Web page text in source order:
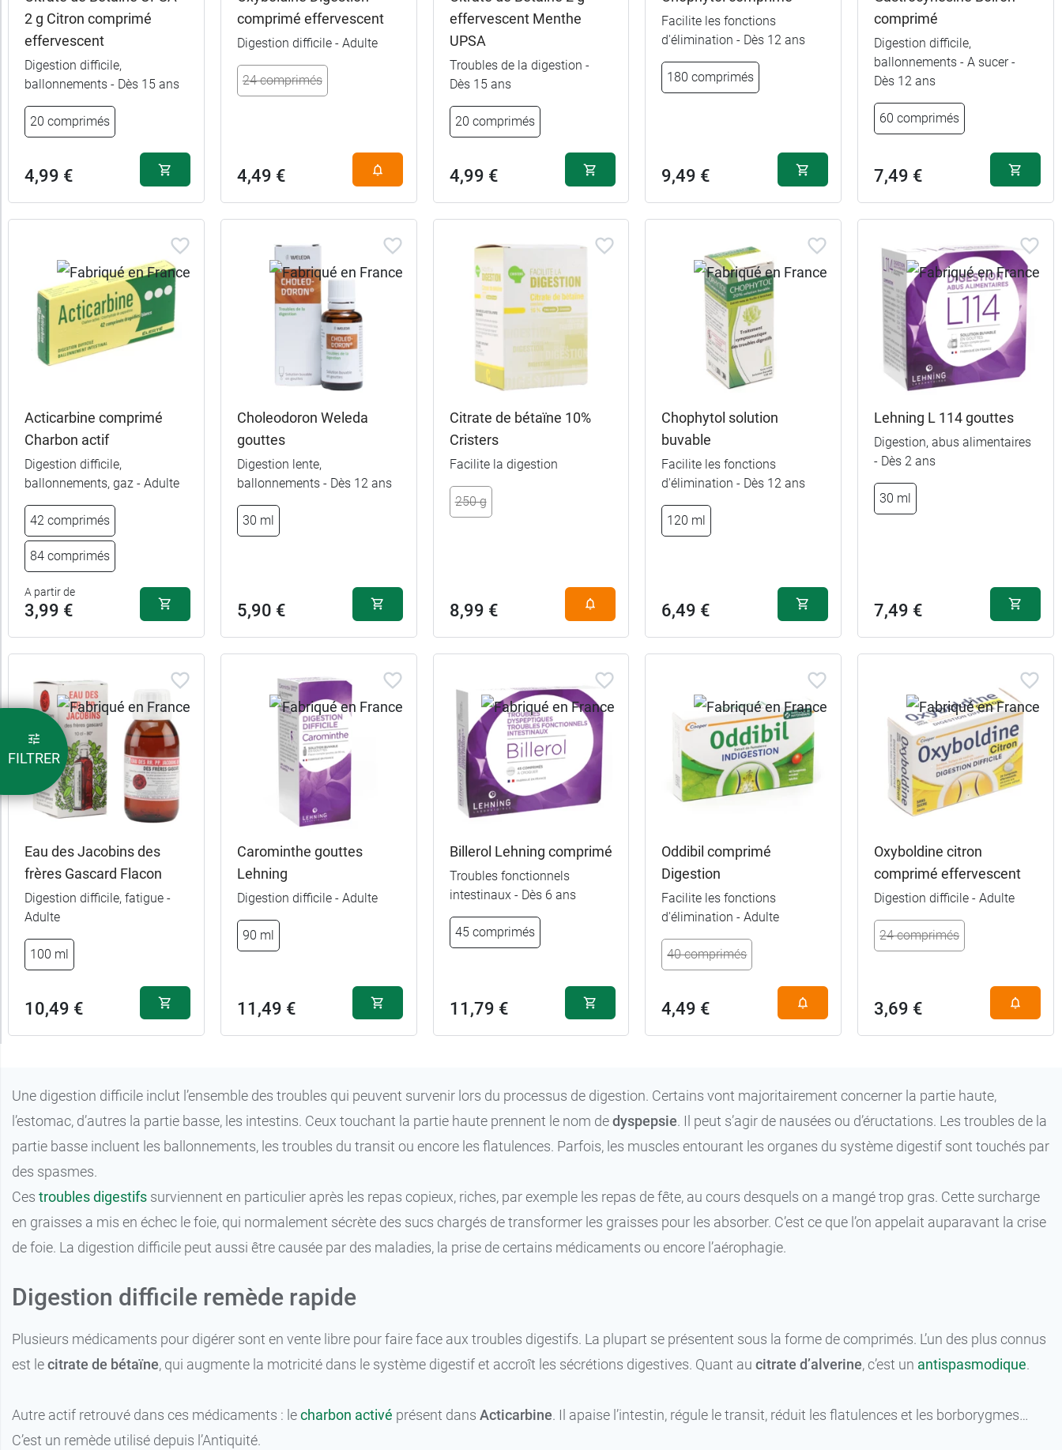
Marques
Fabriqué
Allaitement
Forme
FILTRER
2 g Citron comprimé
effervescent
Digestion difficile,
ballonnements - Dès 15 ans
20 comprimés
4,99 €
comprimé effervescent
Digestion difficile - Adulte
24 comprimés
4,49 €
effervescent Menthe
UPSA
Troubles de la digestion -
Dès 15 ans
20 comprimés
4,99 €
Facilite les fonctions
d'élimination - Dès 12 ans
180 comprimés
9,49 €
comprimé
Digestion difficile,
ballonnements - A sucer -
Dès 12 ans
60 comprimés
7,49 €
Acticarbine comprimé
Charbon actif
Digestion difficile,
ballonnements, gaz - Adulte
42 comprimés
84 comprimés
A partir de
3,99 €
42 comprimés
Choleodoron Weleda
gouttes
Digestion lente,
ballonnements - Dès 12 ans
30 ml
5,90 €
Citrate de bétaïne 10%
Cristers
Facilite la digestion
250 g
8,99 €
Chophytol solution
buvable
Facilite les fonctions
d'élimination - Dès 12 ans
120 ml
6,49 €
Lehning L 114 gouttes
Digestion, abus alimentaires
- Dès 2 ans
30 ml
7,49 €
Eau des Jacobins des
frères Gascard Flacon
Digestion difficile, fatigue -
Adulte
100 ml
10,49 €
Carominthe gouttes
Lehning
Digestion difficile - Adulte
90 ml
11,49 €
Billerol Lehning comprimé
Troubles fonctionnels
intestinaux - Dès 6 ans
45 comprimés
11,79 €
Oddibil comprimé
Digestion
Facilite les fonctions
d'élimination - Adulte
40 comprimés
4,49 €
Oxyboldine citron
comprimé effervescent
Digestion difficile - Adulte
24 comprimés
3,69 €
Une digestion difficile inclut l’ensemble des troubles qui peuvent survenir lors du processus de digestion. Certains vont majoritairement concerner la partie haute,
l’estomac, d’autres la partie basse, les intestins. Ceux touchant la partie haute prennent le nom dedyspepsie. Il peut s’agir de nausées ou d’éructations. Les troubles de la
partie basse incluent les ballonnements, les troubles du transit ou encore les flatulences. Parfois, les muscles entourant les organes du système digestif sont touchés par
des spasmes.
Ces troubles digestifs surviennent en particulier après les repas copieux, riches, par exemple les repas de fête, au cours desquels on a mangé trop gras. Cette surcharge
en graisses a mis en échec le foie, qui normalement sécrète des sucs chargés de transformer les graisses pour les absorber. C’est ce que l’on appelait auparavant la crise
de foie. La digestion difficile peut aussi être causée par des maladies, la prise de certains médicaments ou encore l’aérophagie.
Digestion difficile remède rapide
Plusieurs médicaments pour digérer sont en vente libre pour faire face aux troubles digestifs. La plupart se présentent sous la forme de comprimés. L’un des plus connus
est lecitrate de bétaïne, qui augmente la motricité dans le système digestif et accroît les sécrétions digestives. Quant au citrate d’alverine, c’est un antispasmodique.
Autre actif retrouvé dans ces médicaments : lecharbon activé présent dans Acticarbine. Il apaise l’intestin, régule le transit, réduit les flatulences et les borborygmes…
C’est un remède utilisé depuis l’Antiquité.